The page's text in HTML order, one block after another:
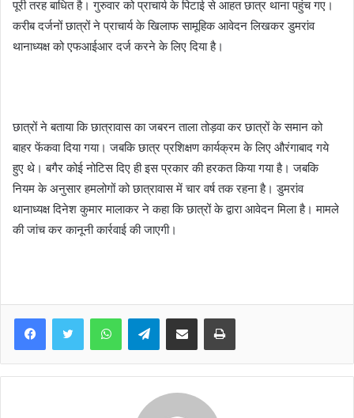
पूरी तरह बाधित है। गुरुवार को प्राचार्य के पिटाई से आहत छात्र थाना पहुंच गए।
करीब दर्जनों छात्रों ने प्राचार्य के खिलाफ सामूहिक आवेदन लिखकर डुमरांव
थानाध्यक्ष को एफआईआर दर्ज करने के लिए दिया है।
छात्रों ने बताया कि छात्रावास का जबरन ताला तोड़वा कर छात्रों के समान को
बाहर फेंकवा दिया गया। जबकि छात्र प्रशिक्षण कार्यक्रम के लिए औरंगाबाद गये
हुए थे। बगैर कोई नोटिस दिए ही इस प्रकार की हरकत किया गया है। जबकि
नियम के अनुसार हमलोगों को छात्रावास में चार वर्ष तक रहना है। डुमरांव
थानाध्यक्ष दिनेश कुमार मालाकर ने कहा कि छात्रों के द्वारा आवेदन मिला है। मामले
की जांच कर कानूनी कार्रवाई की जाएगी।
Telegram